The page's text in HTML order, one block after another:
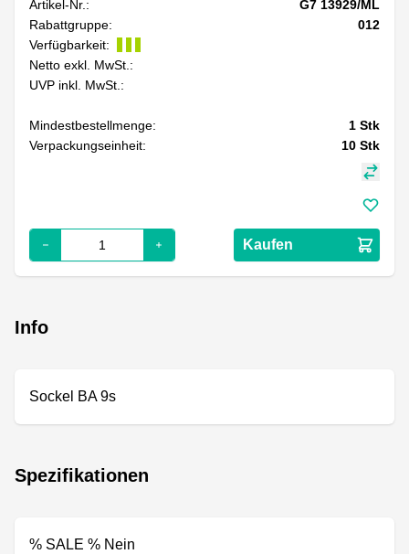
Artikel-Nr.:
G7 13929/ML
Rabattgruppe:
012
Verfügbarkeit:
Netto exkl. MwSt.:
UVP inkl. MwSt.:
Mindestbestellmenge: 1 Stk
Verpackungseinheit:
10 Stk
Kaufen
Info
Sockel BA 9s
Spezifikationen
% SALE % Nein